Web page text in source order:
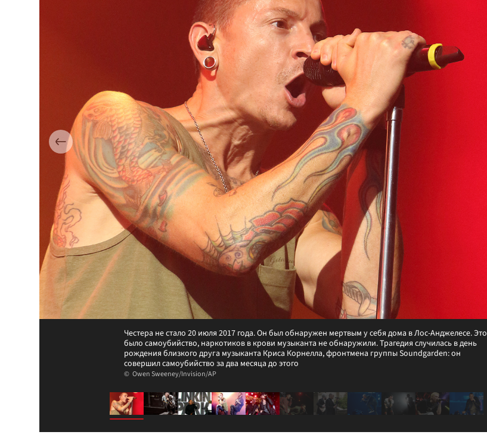
Честера не стало 20 июля 2017 года. Он был обнаружен мертвым у себя дома в Лос-Анджелесе. Это
было самоубийство, наркотиков в крови музыканта не обнаружили. Трагедия случилась в день
рождения близкого друга музыканта Криса Корнелла, фронтмена группы Soundgarden: он
совершил самоубийство за два месяца до этого
Owen Sweeney/Invision/AP